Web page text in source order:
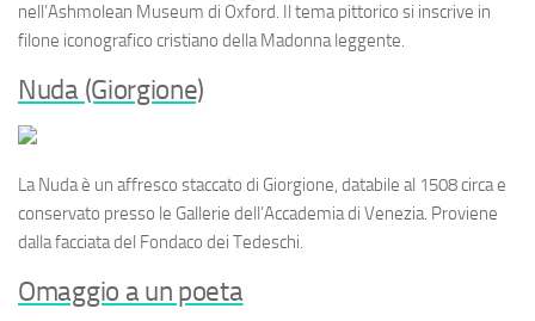
nell’Ashmolean Museum di Oxford. Il tema pittorico si inscrive in
filone iconografico cristiano della Madonna leggente.
Nuda (Giorgione)
LaNudaè un affresco staccato di Giorgione, databile al 1508 circa e
conservato presso le Gallerie dell’Accademia di Venezia. Proviene
dalla facciata del Fondaco dei Tedeschi.
Omaggio a un poeta